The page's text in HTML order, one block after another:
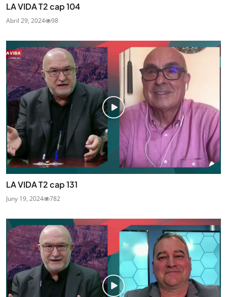
LA VIDA T2 cap 104
Abril 29, 2024 98
LA VIDA T2 cap 131
Juny 19, 2024 782